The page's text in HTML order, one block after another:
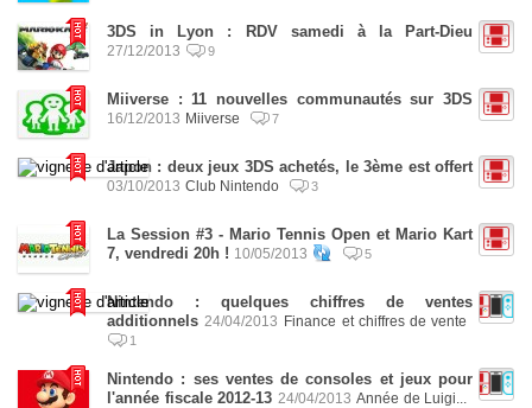
3DS in Lyon : RDV samedi à la Part-Dieu
27/12/2013 9
Miiverse : 11 nouvelles communautés sur 3DS
16/12/2013 Miiverse 7
Japon : deux jeux 3DS achetés, le 3ème est offert
03/10/2013 Club Nintendo 3
La Session #3 - Mario Tennis Open et Mario Kart
7, vendredi 20h ! 10/05/2013 5
Nintendo : quelques chiffres de ventes
additionnels 24/04/2013 Finance et chiffres de vente
1
Nintendo : ses ventes de consoles et jeux pour
l'année fiscale 2012-13 24/04/2013 Année de Luigi...